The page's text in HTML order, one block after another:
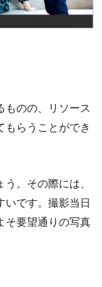
ものの、リソース
もらうことができ
。その際には、
いです。撮影当日
そ要望通りの写真